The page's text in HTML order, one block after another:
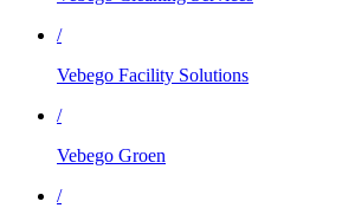
/
Vebego Facility Solutions
/
Vebego Groen
/